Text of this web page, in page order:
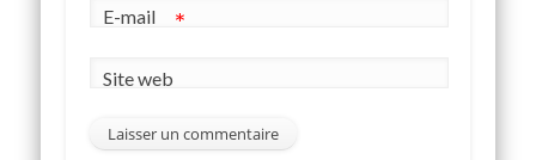
E-mail *
Site web